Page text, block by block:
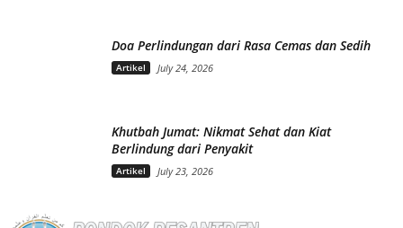
Doa Perlindungan dari Rasa Cemas dan Sedih
Artikel July 24, 2026
Khutbah Jumat: Nikmat Sehat dan Kiat
Berlindung dari Penyakit
Artikel July 23, 2026